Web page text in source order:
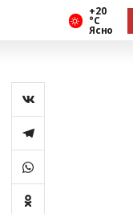
+20
°С
Ясно